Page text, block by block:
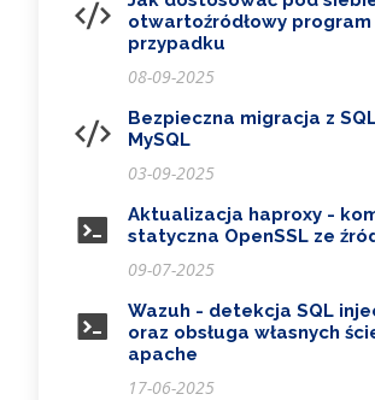
otwartoźródłowy
przypadku
08-09-2025
Bezpieczna migracja z
MySQL
03-09-2025
Aktualizacja haproxy -
statyczna OpenSSL ze
09-07-2025
Wazuh - detekcja SQL
oraz obsługa własnych
apache
17-06-2025